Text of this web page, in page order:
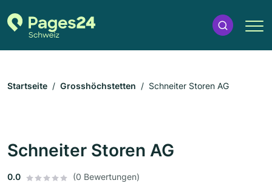
Startseite Grosshöchstetten Schneiter Storen AG
Schneiter Storen AG
0.0 (0 Bewertungen)